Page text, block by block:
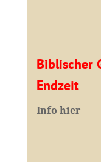
Biblischer
Endzeit
Info hier